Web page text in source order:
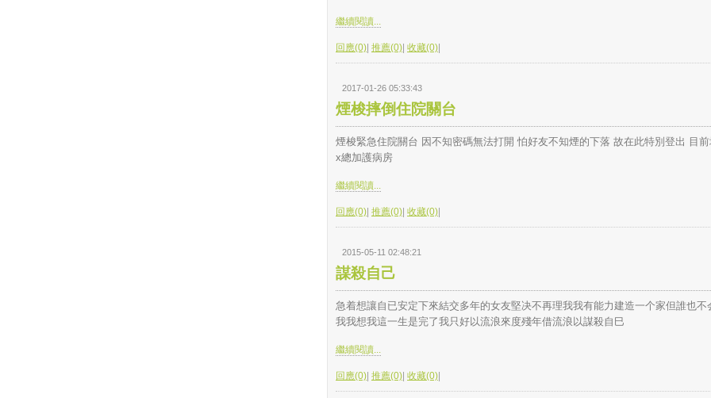
繼續閱讀...
回應(0) 推薦(0) 收藏(0)
2017-01-26 05:33:43
煙梭摔倒住院關台
煙梭緊急住院關台 因不知密碼無法打開 怕好友不知煙的下落 故在此特別登出 目
x總加護病房
繼續閱讀...
回應(0) 推薦(0) 收藏(0)
2015-05-11 02:48:21
謀殺自己
急着想讓自已安定下來結交多年的女友堅决不再理我我有能力建造一个家但誰也不
我我想我這一生是完了我只好以流浪來度殘年借流浪以謀殺自巳
繼續閱讀...
回應(0) 推薦(0) 收藏(0)